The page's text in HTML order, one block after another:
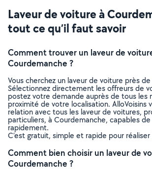
Laveur de voiture à
tout ce qu’il faut savoir
Comment trouver un laveur de
Courdemanche ?
Vous cherchez un laveur de voiture près de
Sélectionnez directement les offreurs de
postez votre demande auprès de tous les
proximité de votre localisation. AlloVoisins
relation avec tous les laveur de voitures,
particuliers, à Courdemanche, capables
rapidement.
C’est gratuit, simple et rapide pour
Comment bien choisir un laveur de
Courdemanche ?